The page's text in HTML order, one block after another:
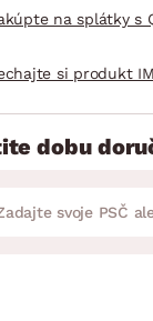
na splátky s
si produkt
dobu